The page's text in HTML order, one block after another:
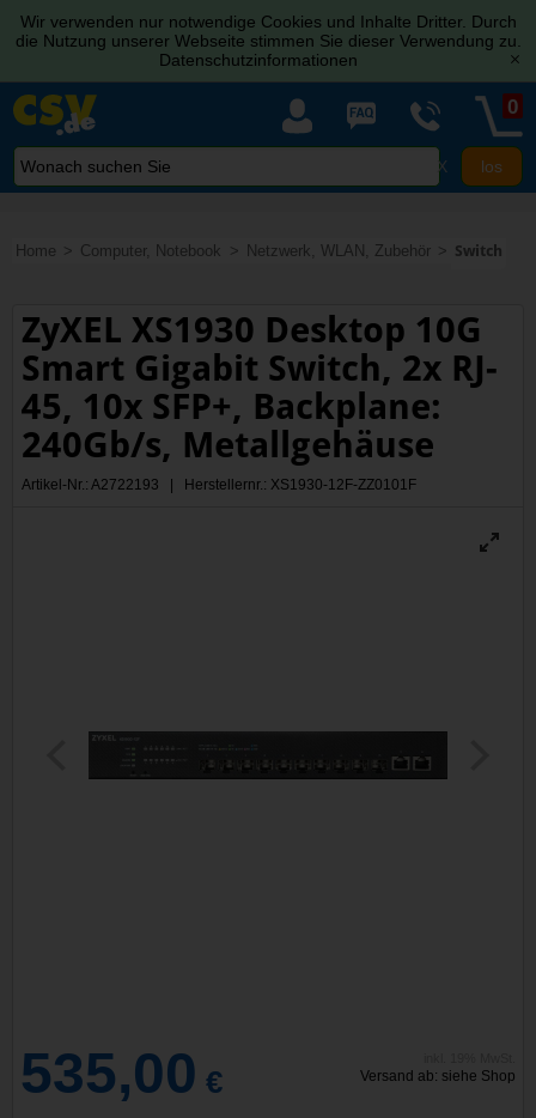
Wir verwenden nur notwendige Cookies und Inhalte Dritter. Durch
die Nutzung unserer Webseite stimmen Sie dieser Verwendung zu.
Datenschutzinformationen
[x]
X
0
Home Computer, Notebook Netzwerk, WLAN, Zubehör Switch
ZyXEL XS1930 Desktop 10G
Smart Gigabit Switch, 2x RJ-
45, 10x SFP+, Backplane:
240Gb/s, Metallgehäuse
Artikel-Nr.: A2722193 | Herstellernr.: XS1930-12F-ZZ0101F
535,00 € Versand ab: siehe Shop